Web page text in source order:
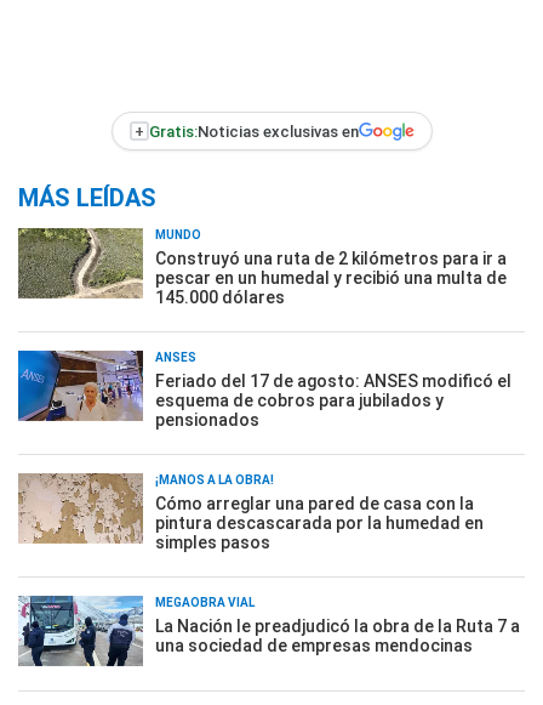
+ Gratis:Noticias exclusivas en
MÁS LEÍDAS
MUNDO
Construyó una ruta de 2 kilómetros para ir a
pescar en un humedal y recibió una multa de
145.000 dólares
ANSES
Feriado del 17 de agosto: ANSES modificó el
esquema de cobros para jubilados y
pensionados
¡MANOS A LA OBRA!
Cómo arreglar una pared de casa con la
pintura descascarada por la humedad en
simples pasos
MEGAOBRA VIAL
La Nación le preadjudicó la obra de la Ruta 7 a
una sociedad de empresas mendocinas